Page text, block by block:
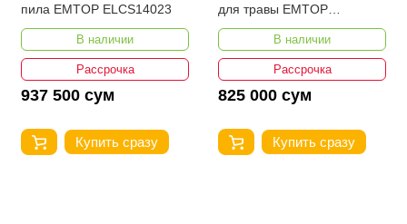
пила EMTOP ELCS14023
В наличии
Рассрочка
937 500 сум
Купить сразу
для травы EMTOP
ELGT203285
В наличии
Рассрочка
825 000 сум
Купить сразу